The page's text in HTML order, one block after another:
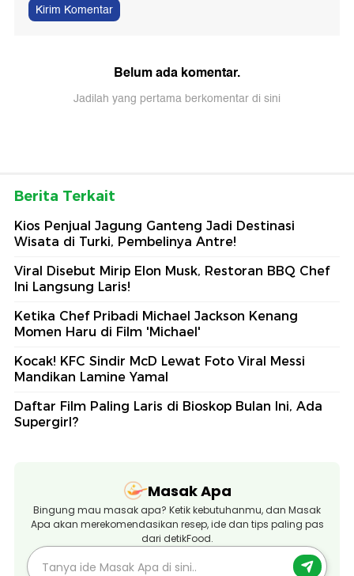
Kirim Komentar
Belum ada komentar.
Jadilah yang pertama berkomentar di sini
Berita Terkait
Kios Penjual Jagung Ganteng Jadi Destinasi
Wisata di Turki, Pembelinya Antre!
Viral Disebut Mirip Elon Musk, Restoran BBQ Chef
Ini Langsung Laris!
Ketika Chef Pribadi Michael Jackson Kenang
Momen Haru di Film 'Michael'
Kocak! KFC Sindir McD Lewat Foto Viral Messi
Mandikan Lamine Yamal
Daftar Film Paling Laris di Bioskop Bulan Ini, Ada
Supergirl?
Masak Apa
Bingung mau masak apa? Ketik kebutuhanmu, dan Masak
Apa akan merekomendasikan resep, ide dan tips paling pas
dari detikFood.